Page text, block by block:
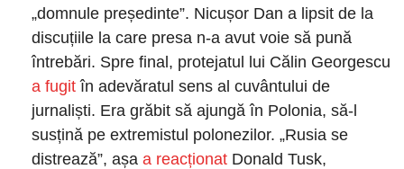
„domnule președinte”. Nicușor Dan a lipsit de la
discuțiile la care presa n-a avut voie să pună
întrebări. Spre final, protejatul lui Călin Georgescu
a fugit în adevăratul sens al cuvântului de
jurnaliști. Era grăbit să ajungă în Polonia, să-l
susțină pe extremistul polonezilor. „Rusia se
distrează”, așa a reacționat Donald Tusk,